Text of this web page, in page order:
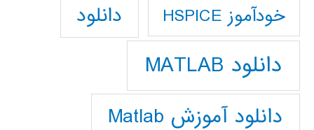
خودآموز HSPICE دانلود
دانلود MATLAB
دانلود آموزش Matlab